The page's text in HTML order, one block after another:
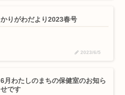
かりがわだより2023春号
2023/6/5
6月わたしのまちの保健室のお知ら
せです